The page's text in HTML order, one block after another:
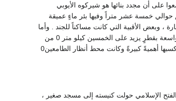
في كتابه(( خطط الشام )) زمن إعادة بنائها عام 627هـ - 1229 م ولكنهم أجمعوا على أن مجدد بنائها هو شيركوه الأيوبي
حوالي خمسة عشر متراً وفيها بئر ماءٍ عميقة
، وبعض الأقبية التي كانت مساكناً للجند . وأما
أهمية القلعة من حيث الموقع فقد كانت ذات أهمية عظيمة لأنها تطل من مكانها على أربعة اتجاهات حيث ترصد دائرة واسعة بقطرٍ يزيد على الخمسين كيلو متر 0 من
هذا الموقع المطل المشرف على هذه المساحات الواسعة يستطيع الراصد من خلالها أن يرصد كل هذه المساحات مما أكسبها أهميةً كبيرةً وكانت محط أنظار الطامعين0
للمسيحية ، ولكن بعد الفتح الإسلامي حولت كنيسته إلى مسجد صغير ،